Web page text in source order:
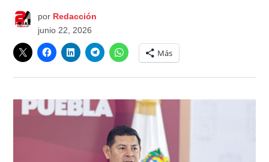
por Redacción
junio 22, 2026
Más